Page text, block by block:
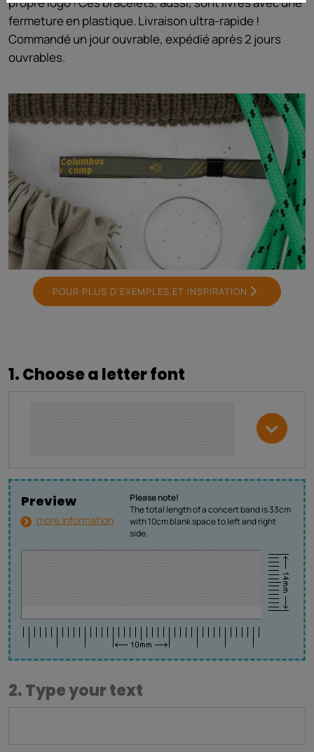
fermeture en plastique. Livraison ultra-rapide !
Commandé un jour ouvrable, expédié après 2 jours
ouvrables.
POUR PLUS D’EXEMPLES ET INSPIRATION
1. Choose a letter font
Preview
Please note!
The total length of a concert band is 33cm
with 10cm blank space to left and right
side.
more information
2. Type your text